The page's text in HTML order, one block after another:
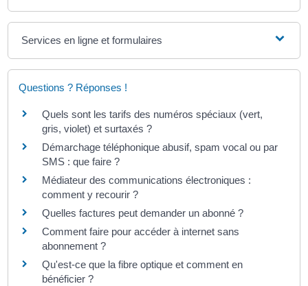
Services en ligne et formulaires
Questions ? Réponses !
Quels sont les tarifs des numéros spéciaux (vert,
gris, violet) et surtaxés ?
Démarchage téléphonique abusif, spam vocal ou par
SMS : que faire ?
Médiateur des communications électroniques :
comment y recourir ?
Quelles factures peut demander un abonné ?
Comment faire pour accéder à internet sans
abonnement ?
Qu'est-ce que la fibre optique et comment en
bénéficier ?